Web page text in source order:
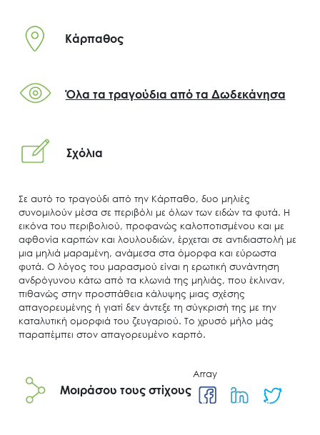
Search
for:
Ο.ΦΥ.ΠΕ.Κ.Α.
Άξονες δράσης
Μ.Δ.Π.Π.
Κάρπαθος
Όλα τα τραγούδια από τα Δωδεκάνησα
Σχόλια
Σε αυτό το τραγούδι από την Κάρπαθο, δυο μηλιές
συνομιλούν μέσα σε περιβόλι με όλων των ειδών τα φυτά. Η
εικόνα του περιβολιού, προφανώς καλοποτισμένου και με
αφθονία καρπών και λουλουδιών, έρχεται σε αντιδιαστολή με
μια μηλιά μαραμένη, ανάμεσα στα όμορφα και εύρωστα
φυτά. Ο λόγος του μαρασμού είναι η ερωτική συνάντηση
ανδρόγυνου κάτω από τα κλωνιά της μηλιάς, που έκλιναν,
πιθανώς στην προσπάθεια κάλυψης μιας σχέσης
απαγορευμένης ή γιατί δεν άντεξε τη σύγκρισή της με την
καταλυτική ομορφιά του ζευγαριού. Το χρυσό μήλο μάς
παραπέμπει στον απαγορευμένο καρπό.
Μοιράσου τους στίχους
Array